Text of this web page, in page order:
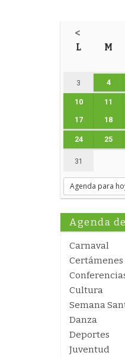
<
L M
3 4
10 11
17 18
24 25
31
Agenda para
Agenda
Carnaval
Certámenes
Cultura
Semana
Danza
Deportes
Juventud